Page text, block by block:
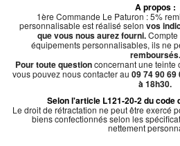
A propos :
1ère Commande Le Paturon : 5%
personnalisable est réalisé selon vos
que vous nous aurez fourni.
équipements personnalisables, ils ne
remboursés.
Pour toute questionconcernant une teinte
vous pouvez nous contacter au 09 74 90 69
à 18h30.
Selon l'article L121-20-2 du code
Le droit de rétractation ne peut être exercé
biens confectionnés selon les
nettement